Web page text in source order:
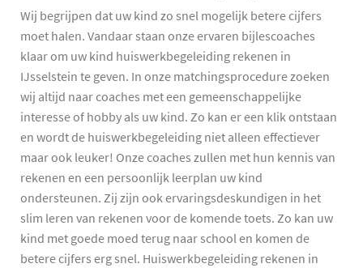
Wij begrijpen dat uw kind zo snel mogelijk betere cijfers
moet halen. Vandaar staan onze ervaren bijlescoaches
klaar om uw kind huiswerkbegeleiding rekenen in
IJsselstein te geven. In onze matchingsprocedure zoeken
wij altijd naar coaches met een gemeenschappelijke
interesse of hobby als uw kind. Zo kan er een klik ontstaan
en wordt de huiswerkbegeleiding niet alleen effectiever
maar ook leuker! Onze coaches zullen met hun kennis van
rekenen en een persoonlijk leerplan uw kind
ondersteunen. Zij zijn ook ervaringsdeskundigen in het
slim leren van rekenen voor de komende toets. Zo kan uw
kind met goede moed terug naar school en komen de
betere cijfers erg snel. Huiswerkbegeleiding rekenen in